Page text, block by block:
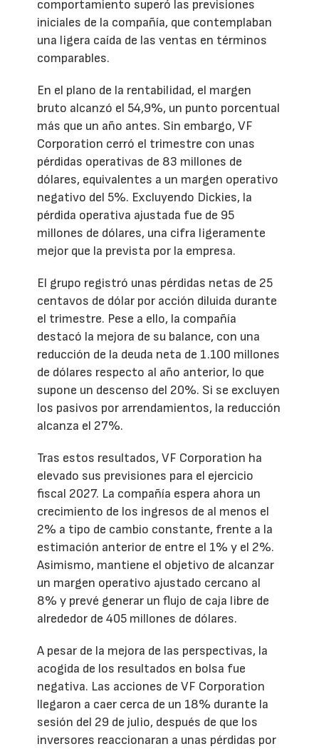
comportamiento superó las previsiones
iniciales de la compañía, que contemplaban
una ligera caída de las ventas en términos
comparables.
En el plano de la rentabilidad, el margen
bruto alcanzó el 54,9%, un punto porcentual
más que un año antes. Sin embargo, VF
Corporation cerró el trimestre con unas
pérdidas operativas de 83 millones de
dólares, equivalentes a un margen operativo
negativo del 5%. Excluyendo Dickies, la
pérdida operativa ajustada fue de 95
millones de dólares, una cifra ligeramente
mejor que la prevista por la empresa.
El grupo registró unas pérdidas netas de 25
centavos de dólar por acción diluida durante
el trimestre. Pese a ello, la compañía
destacó la mejora de su balance, con una
reducción de la deuda neta de 1.100 millones
de dólares respecto al año anterior, lo que
supone un descenso del 20%. Si se excluyen
los pasivos por arrendamientos, la reducción
alcanza el 27%.
Tras estos resultados, VF Corporation ha
elevado sus previsiones para el ejercicio
fiscal 2027. La compañía espera ahora un
crecimiento de los ingresos de al menos el
2% a tipo de cambio constante, frente a la
estimación anterior de entre el 1% y el 2%.
Asimismo, mantiene el objetivo de alcanzar
un margen operativo ajustado cercano al
8% y prevé generar un flujo de caja libre de
alrededor de 405 millones de dólares.
A pesar de la mejora de las perspectivas, la
acogida de los resultados en bolsa fue
negativa. Las acciones de VF Corporation
llegaron a caer cerca de un 18% durante la
sesión del 29 de julio, después de que los
inversores reaccionaran a unas pérdidas por